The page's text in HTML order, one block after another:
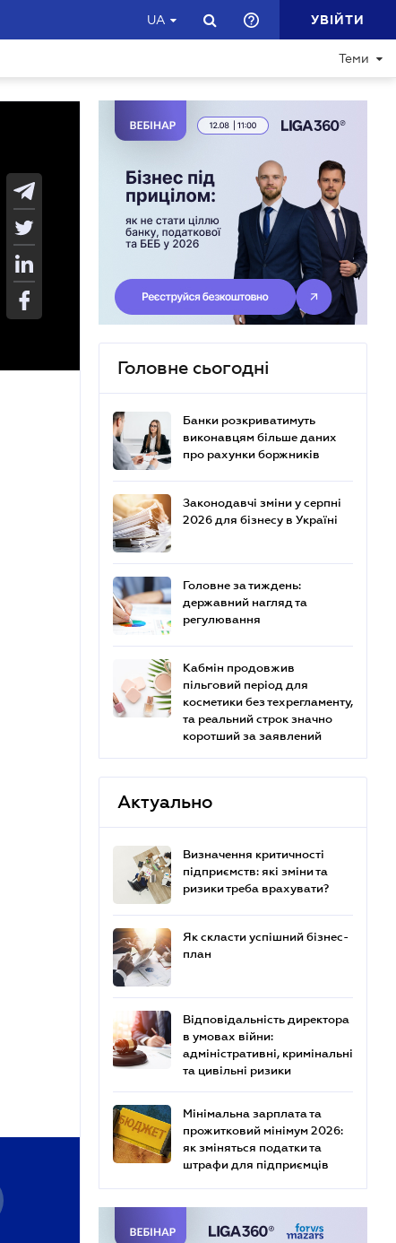
UA УВІЙТИ
Теми
Головне сьогодні
Банки розкриватимуть
виконавцям більше даних
про рахунки боржників
Законодавчі зміни у серпні
2026 для бізнесу в Україні
Головне за тиждень:
державний нагляд та
регулювання
Кабмін продовжив
пільговий період для
косметики без техрегламенту,
та реальний строк значно
коротший за заявлений
Актуально
Визначення критичності
підприємств: які зміни та
ризики треба врахувати?
Як скласти успішний бізнес-
план
Відповідальність директора
в умовах війни:
адміністративні, кримінальні
та цивільні ризики
Мінімальна зарплата та
прожитковий мінімум 2026:
як зміняться податки та
штрафи для підприємців